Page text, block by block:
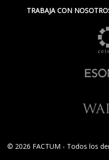
TRABAJA CON
© 2026 FACTUM - Todos los